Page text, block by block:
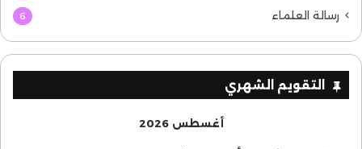
رسالة العلماء 6
التقويم الشهري
أغسطس 2026